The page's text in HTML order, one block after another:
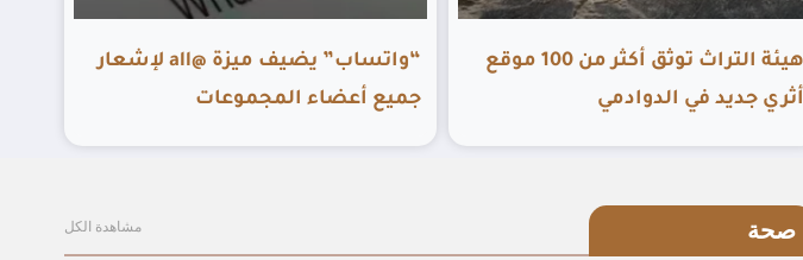
هيئة التراث توثق أكثر من 100 موقع
أثري جديد في الدوادمي
“واتساب” يضيف ميزة @all لإشعار
جميع أعضاء المجموعات
صحة مشاهدة الكل